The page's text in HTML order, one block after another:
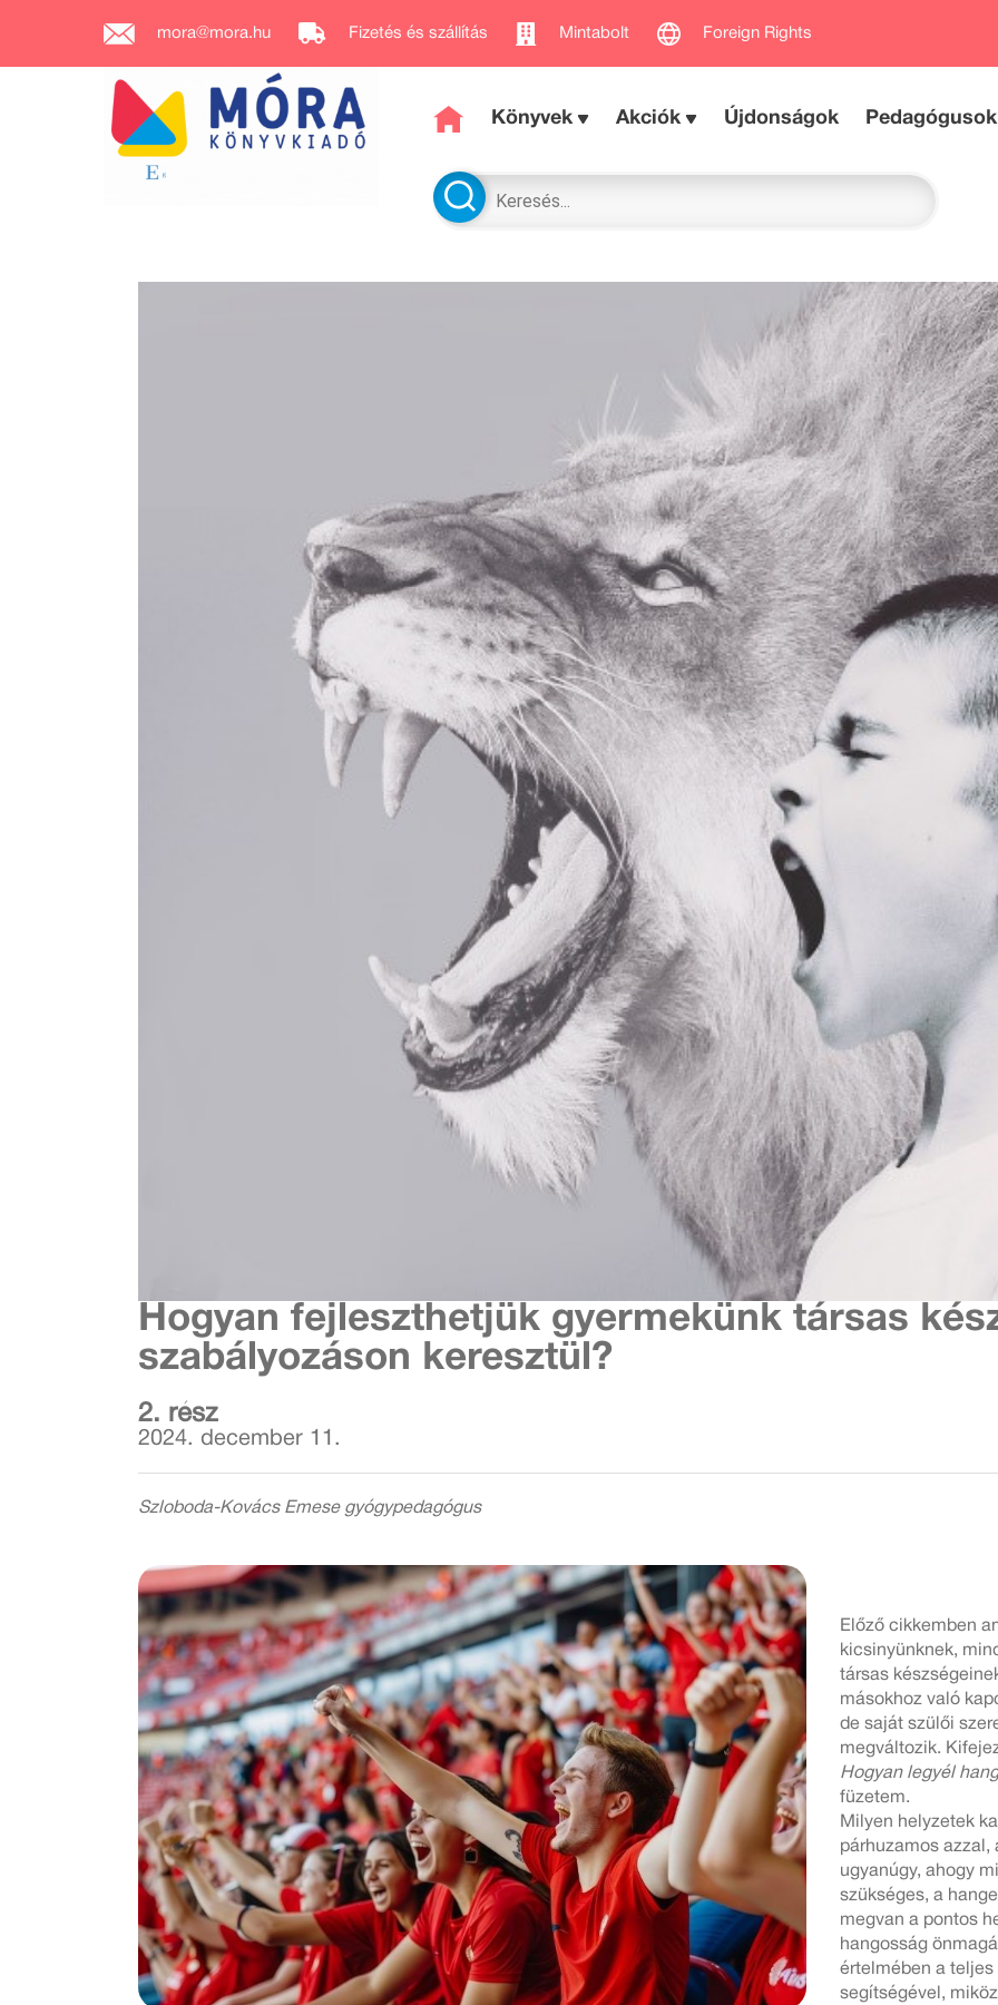
mora@mora.hu Fizetés és szállítás Mintabolt Foreign Rights
Könyvek Akciók Újdonságok
Hogyan fejleszthetjük gyermekünk társas
szabályozáson keresztül?
2. rész
2024. december 11.
Szloboda-Kovács Emese gyógypedagógus
Előző cikkemben
kicsinyünknek,
társas
másokhoz való
de saját szülői
megváltozik.
Hogyan legyél
füzetem.
Milyen helyzetek
párhuzamos azzal,
ugyanúgy, ahogy
szükséges, a
megvan a pontos
hangosság
értelmében a
segítségével,